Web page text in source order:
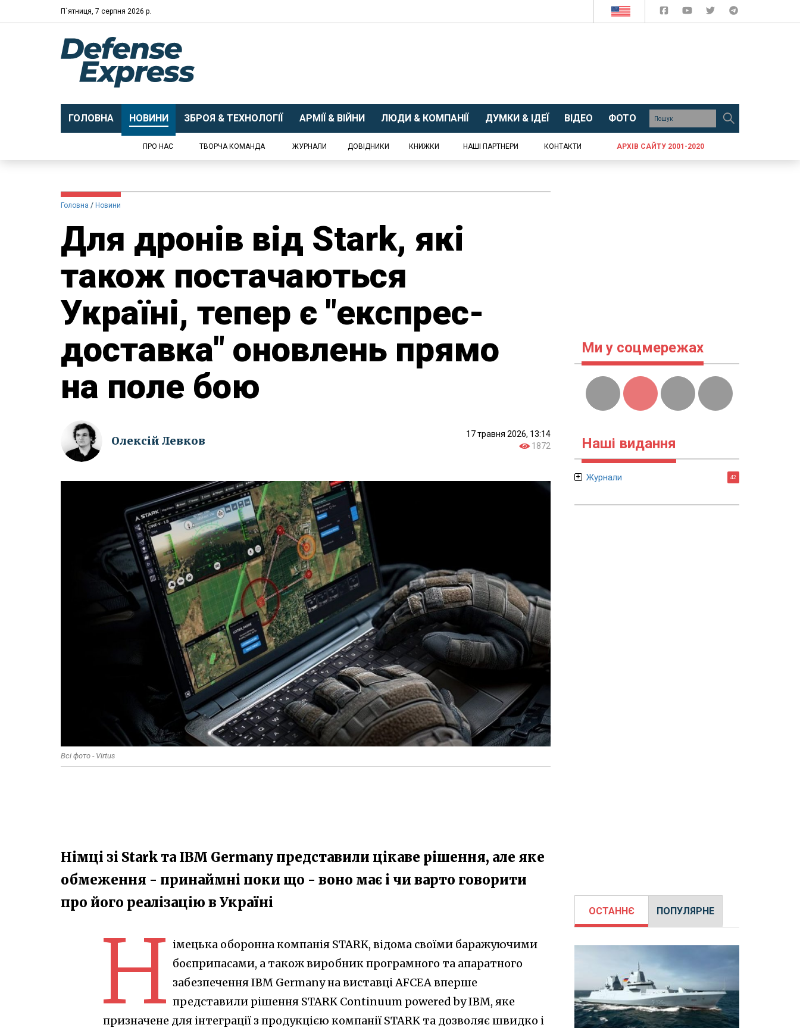
П`ятниця, 7 серпня 2026 р.
ГОЛОВНА НОВИНИ ЗБРОЯ & ТЕХНОЛОГІЇ АРМІЇ & ВІЙНИ ЛЮДИ & КОМПАНІЇ ДУМКИ & ІДЕЇ ВІДЕО ФОТО
ПРО НАС ТВОРЧА КОМАНДА ЖУРНАЛИ ДОВІДНИКИ КНИЖКИ НАШІ ПАРТНЕРИ КОНТАКТИ АРХІВ САЙТУ 2001-2020
Головна Новини
Для дронів від Stark, які
також постачаються
Україні, тепер є "експрес-
доставка" оновлень прямо
на поле бою
Олексій Левков
17 травня 2026, 13:14
1872
Всі фото - Virtus
Німці зі Stark та IBM Germany представили цікаве рішення, але яке
обмеження - принаймні поки що - воно має і чи варто говорити
про його реалізацію в Україні
Н імецька оборонна компанія STARK, відома своїми баражуючими
боєприпасами, а також виробник програмного та апаратного
забезпечення IBM Germany на виставці AFCEA вперше
представили рішення STARK Continuum powered by IBM, яке
призначене для інтеграції з продукцією компанії STARK та дозволяє швидко і
Ми у соцмережах
Наші видання
Журнали 42
ОСТАННЄ ПОПУЛЯРНЕ